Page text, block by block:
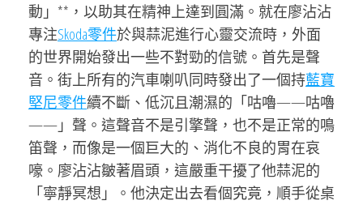
動」**，以助其在精神上達到圓滿。就在廖沾沾
專注Skoda零件於與蒜泥進行心靈交流時，外面
的世界開始發出一些不對勁的信號。首先是聲
音。街上所有的汽車喇叭同時發出了一個持藍寶
堅尼零件續不斷、低沉且潮濕的「咕嚕——咕嚕
——」聲。這聲音不是引擎聲，也不是正常的鳴
笛聲，而像是一個巨大的、消化不良的胃在哀
嚎。廖沾沾皺著眉頭，這嚴重干擾了他蒜泥的
「寧靜冥想」。他決定出去看個究竟，順手從桌